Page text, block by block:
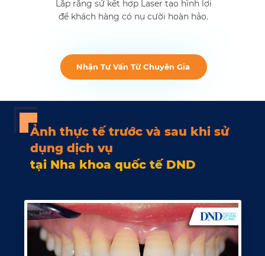
Lắp răng sứ kết hợp Laser tạo hình lợi
để khách hàng có nụ cười hoàn hảo.
Nhận Tư Vấn Từ Chuyên Gia
Ảnh thực tế trước và sau khi sử
dụng dịch vụ
tại Nha khoa quốc tế DND